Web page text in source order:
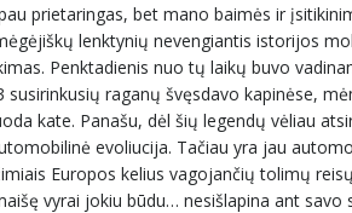
prietaringas, bet mano baimės ir
lenktynių nevengiantis istorijos
Penktadienis nuo tų laikų buvo
raganų švęsdavo kapinėse,
kate. Panašu, dėl šių legendų vėliau
evoliucija. Tačiau yra jau
Europos kelius vagojančių tolimų
vyrai jokiu būdu… nesišlapina ant savo